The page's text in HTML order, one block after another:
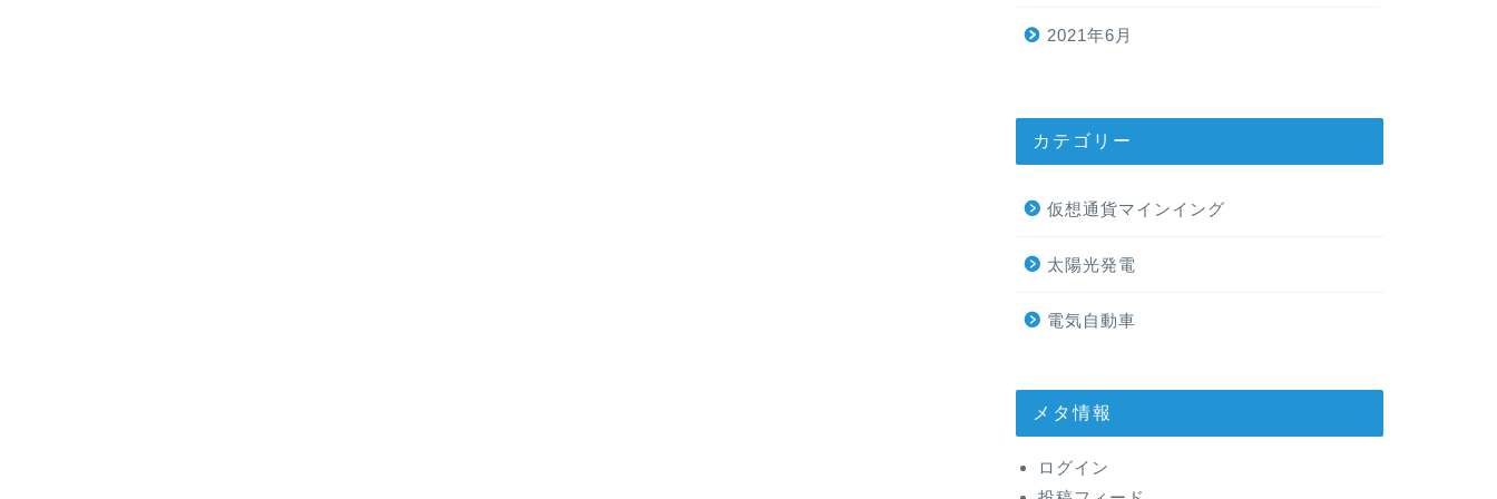
2021年6月
カテゴリー
仮想通貨マインイング
太陽光発電
電気自動車
メタ情報
ログイン